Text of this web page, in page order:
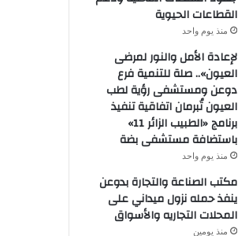
القطاعات الحيوية
منذ يوم واحد
لإعادة الأمل والنور لمرضى
العيون».. صلة للتنمية فرع
دوعن ومستشفى رؤية لطب
العيون تُبرمان اتفاقية تنفيذ
برنامج «الطبيب الزائر 11»
باستضافة مستشفى بضة
منذ يوم واحد
مكتب الصناعة والتجارة بدوعن
ينفذ حمله نزول ميداني على
المحلات التجاريه والأسواق
منذ يومين